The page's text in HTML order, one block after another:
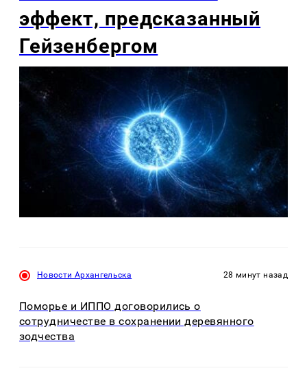
эффект, предсказанный
Гейзенбергом
Новости Архангельска 28 минут назад
Поморье и ИППО договорились о
сотрудничестве в сохранении деревянного
зодчества